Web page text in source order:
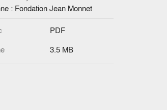
: Fondation Jean Monnet
PDF
3.5 MB